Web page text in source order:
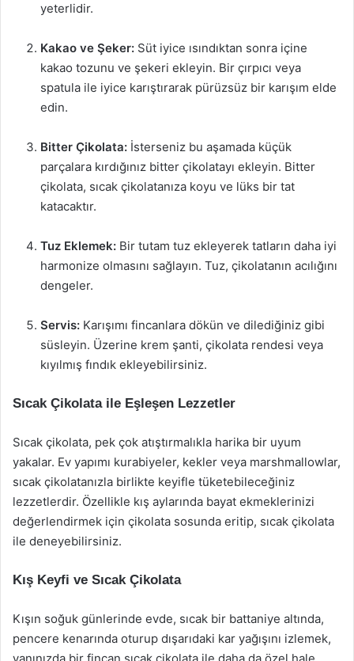
yeterlidir.
Kakao ve Şeker: Süt iyice ısındıktan sonra içine
kakao tozunu ve şekeri ekleyin. Bir çırpıcı veya
spatula ile iyice karıştırarak pürüzsüz bir karışım elde
edin.
Bitter Çikolata: İsterseniz bu aşamada küçük
parçalara kırdığınız bitter çikolatayı ekleyin. Bitter
çikolata, sıcak çikolatanıza koyu ve lüks bir tat
katacaktır.
Tuz Eklemek: Bir tutam tuz ekleyerek tatların daha iyi
harmonize olmasını sağlayın. Tuz, çikolatanın acılığını
dengeler.
Servis: Karışımı fincanlara dökün ve dilediğiniz gibi
süsleyin. Üzerine krem şanti, çikolata rendesi veya
kıyılmış fındık ekleyebilirsiniz.
Sıcak Çikolata ile Eşleşen Lezzetler
Sıcak çikolata, pek çok atıştırmalıkla harika bir uyum
yakalar. Ev yapımı kurabiyeler, kekler veya marshmallowlar,
sıcak çikolatanızla birlikte keyifle tüketebileceğiniz
lezzetlerdir. Özellikle kış aylarında bayat ekmeklerinizi
değerlendirmek için çikolata sosunda eritip, sıcak çikolata
ile deneyebilirsiniz.
Kış Keyfi ve Sıcak Çikolata
Kışın soğuk günlerinde evde, sıcak bir battaniye altında,
pencere kenarında oturup dışarıdaki kar yağışını izlemek,